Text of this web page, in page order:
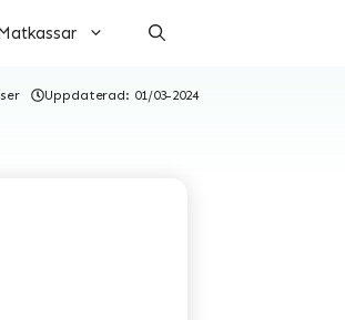
Uppdaterad: 01/03-2024